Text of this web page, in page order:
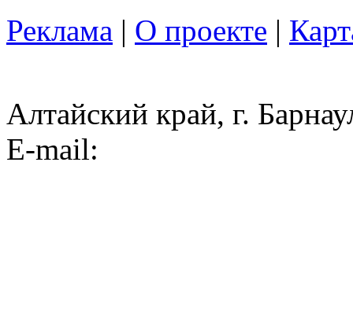
Реклама | О проекте |
Алтайский край, г.
E-mail: